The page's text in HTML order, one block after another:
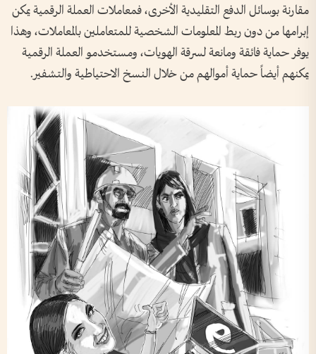
مقارنة بوسائل الدفع التقليدية الأخرى، فمعاملات العملة الرقمية يمكن
إبرامها من دون ربط المعلومات الشخصية للمتعاملين بالمعاملات، وهذا
يوفر حماية فائقة ومانعة لسرقة الهويات، ومستخدمو العملة الرقمية
يمكنهم أيضاً حماية أموالهم من خلال النسخ الاحتياطية والتشفير.